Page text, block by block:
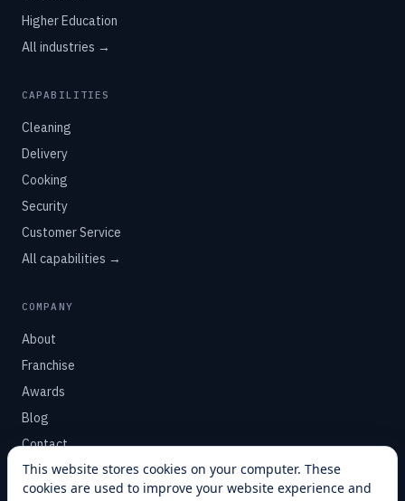
Higher Education
All industries →
CAPABILITIES
Cleaning
Delivery
Cooking
Security
Customer Service
All capabilities →
COMPANY
About
Franchise
Awards
Blog
Contact
SUPPORT
This website stores cookies on your computer. These
cookies are used to improve your website experience and